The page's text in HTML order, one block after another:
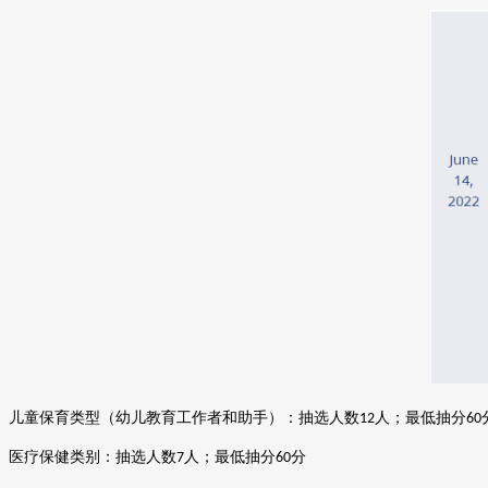
儿童保育类型（幼儿教育工作者和助手）：抽选人数12 人；最低抽分60
医疗保健类别：抽选人数7 人；最低抽分60分